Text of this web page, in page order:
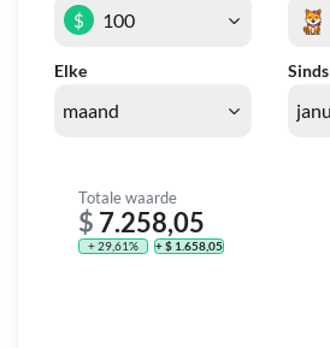
Elke Sinds
$
Totale waarde
$ 7.258,05
+ 29,61% + $ 1.658,05